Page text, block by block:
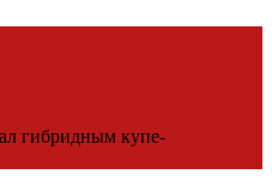
гибридным купе-